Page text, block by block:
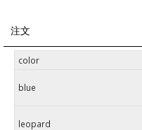
注文
color
blue
leopard